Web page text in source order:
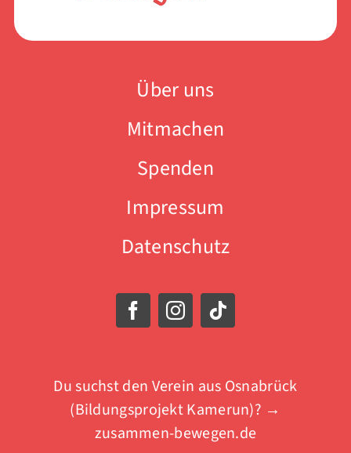
Über uns
Mitmachen
Spenden
Impressum
Datenschutz
Du suchst den Verein aus Osnabrück
(Bildungsprojekt Kamerun)? →
zusammen-bewegen.de